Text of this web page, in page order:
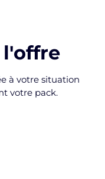
l'offre
à votre situation
votre pack.